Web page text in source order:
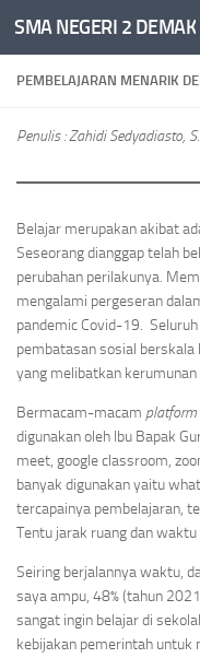
Skip to content
SMA NEGERI 2 DEMAK
PEMBELAJARAN MENARIK
Penulis : Zahidi Sedyadiasto,
Belajar merupakan akibat
Seseorang dianggap telah
perubahan perilakunya.
mengalami pergeseran
pandemic Covid-19.
pembatasan sosial
yang melibatkan
Bermacam-macam platform
digunakan oleh Ibu Bapak
meet, google classroom,
banyak digunakan yaitu
tercapainya pembelajaran,
Tentu jarak ruang dan
Seiring berjalannya waktu,
saya ampu, 48% (tahun
sangat ingin belajar di
kebijakan pemerintah untuk